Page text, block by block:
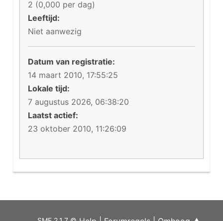
2 (0,000 per dag)
Leeftijd:
Niet aanwezig
Datum van registratie:
14 maart 2010, 17:55:25
Lokale tijd:
7 augustus 2026, 06:38:20
Laatst actief:
23 oktober 2010, 11:26:09